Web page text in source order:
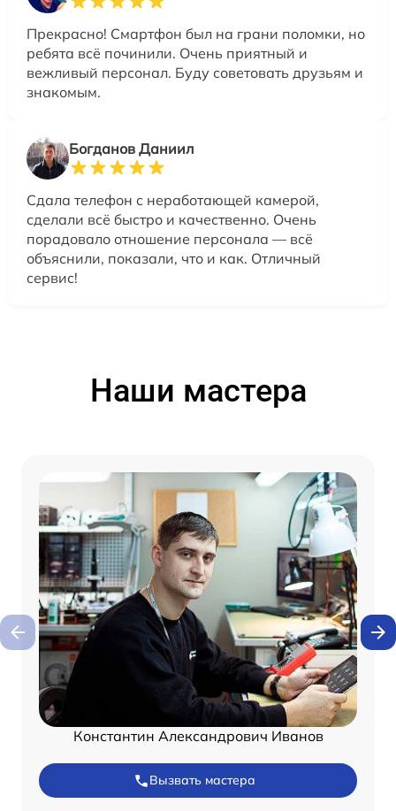
Прекрасно! Смартфон был на грани поломки, но
ребята всё починили. Очень приятный и
вежливый персонал. Буду советовать друзьям и
знакомым.
Богданов Даниил
Сдала телефон с неработающей камерой,
сделали всё быстро и качественно. Очень
порадовало отношение персонала — всё
объяснили, показали, что и как. Отличный
сервис!
Наши мастера
Константин Александрович Иванов
Вызвать мастера